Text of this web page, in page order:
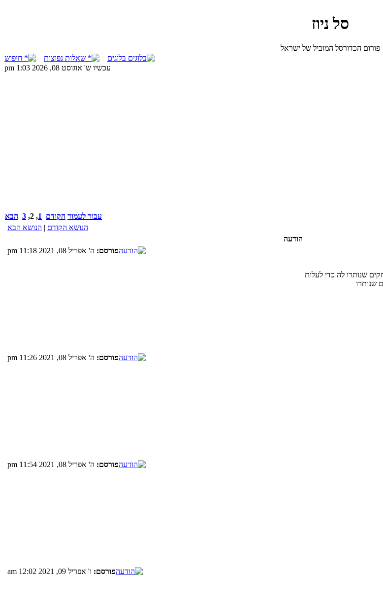
סל ניוז
פורום הכדורסל המוביל של ישראל
בלוגים שאלות נפוצות
חיפוש
עכשיו ש' אוגוסט 08, 2026 1:03 pm
עבור לעמוד הקודם 1
,
2
,
3 הבא
הנושא הקודם | הנושא הבא
הודעה
פורסם: ה' אפריל 08, 2021 11:18 pm
שנותרו לה כדי לעלות
שנותרו
פורסם: ה' אפריל 08, 2021 11:26 pm
פורסם: ה' אפריל 08, 2021 11:54 pm
פורסם: ו' אפריל 09, 2021 12:02 am